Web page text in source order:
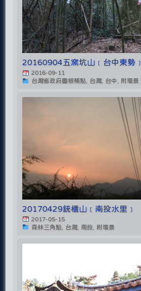
20160904五窯坑山﹝台中東勢﹞
2016-09-11
台灣省政府圖根補點, 台灣, 台中, 附環景
20170429銃櫃山﹝南投水里﹞
2017-05-15
森林三角點, 台灣, 南投, 附環景